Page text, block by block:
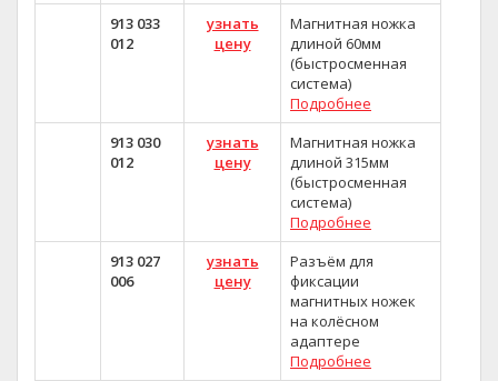
913 033
012
узнать
цену
Магнитная ножка
длиной 60мм
(быстросменная
система)
Подробнее
913 030
012
узнать
цену
Магнитная ножка
длиной 315мм
(быстросменная
система)
Подробнее
913 027
006
узнать
цену
Разъём для
фиксации
магнитных ножек
на колёсном
адаптере
Подробнее